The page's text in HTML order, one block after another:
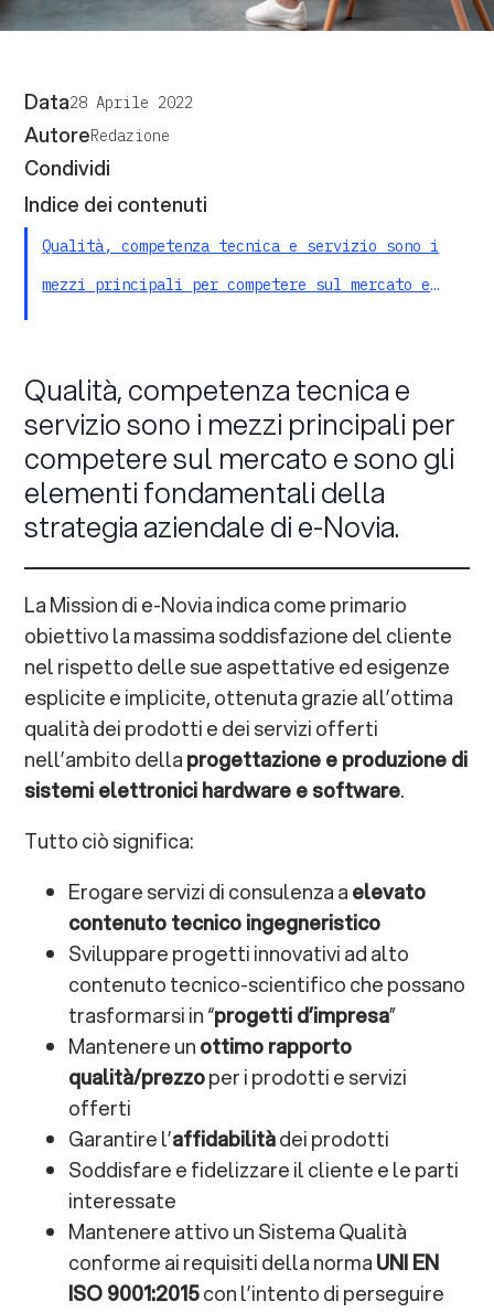
Data28 Aprile 2022
AutoreRedazione
Condividi
Indice dei contenuti
Qualità, competenza tecnica e servizio sono i
mezzi principali per competere sul mercato e
Qualità, competenza tecnica e
servizio sono i mezzi principali per
competere sul mercato e sono gli
elementi fondamentali della
strategia aziendale di e-Novia.
La Mission di e-Novia indica come primario
obiettivo la massima soddisfazione del cliente
nel rispetto delle sue aspettative ed esigenze
esplicite e implicite, ottenuta grazie all’ottima
qualità dei prodotti e dei servizi offerti
nell’ambito dellaprogettazione e produzione di
sistemi elettronici hardware e software.
Tutto ciò significa:
Erogare servizi di consulenza aelevato
contenuto tecnico ingegneristico
Sviluppare progetti innovativi ad alto
contenuto tecnico-scientifico che possano
trasformarsi in “progetti d’impresa”
Mantenere unottimo rapporto
qualità/prezzoper i prodotti e servizi
offerti
Garantire l’affidabilitàdei prodotti
Soddisfare e fidelizzare il cliente e le parti
interessate
Mantenere attivo un Sistema Qualità
conforme ai requisiti della normaUNI EN
ISO 9001:2015con l’intento di perseguire